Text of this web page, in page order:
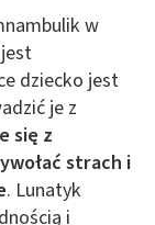
w
dziecko jest
je z
się z
strach i
. Lunatyk
i